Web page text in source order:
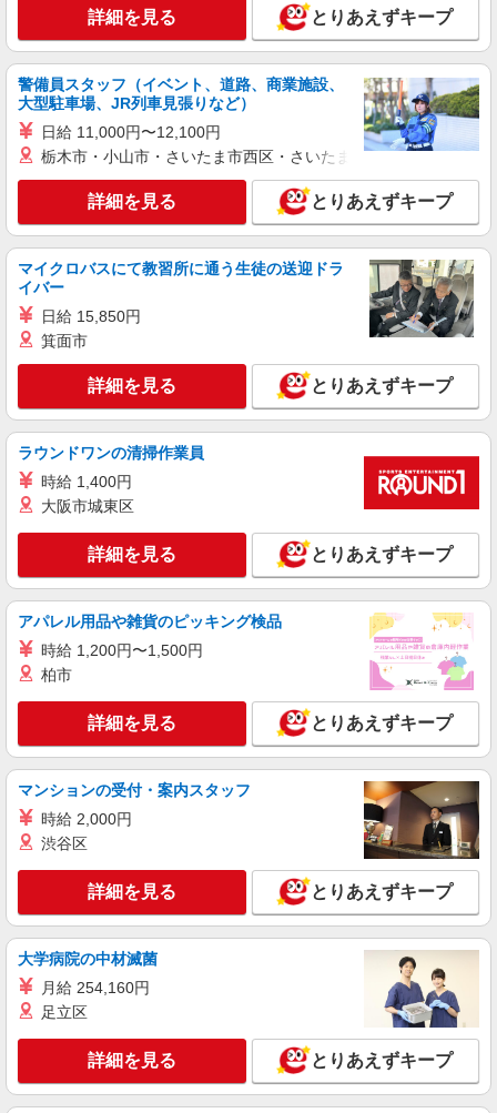
万円支給(規定有) お友達を紹介頂くと, インセンテ
ィブ支給(規定有) ゜・。○。・゜+゜・。○。・゜
+゜
株式会社シエロ
人気機種に詳しくなれる携帯販売【au】
月給259200円〜300000円（経験・能力によ
る） ※研修期間6か月・時給1500円〜 ※残業代支
給 ★交通費別途支給（規定あり） ゜+゜・。
○。・゜+゜・。○。・゜+゜ 入社祝い金10万円支
給(規定有) お友達を紹介頂くと, インセンティブ支
給(規定有) ゜・。○。・゜+゜・。○。・゜+゜
大分県大分市の家電量販店
キープ
派遣社員
株式会社シエロ
人気機種に詳しくなれる携帯販売【楽天モバイ
日給11200円 ※時給1400円相当 ※残業代支給
+゜・。○。・゜+゜ 入社祝い金10万円支給(規定
有) お友達を紹介頂くと, インセンティブ支給(規定
○。・゜+゜・。○。・゜+゜
大分県大分市
キープ 詳細を見る
紹介予定派遣
株式会社シエロ
【softbank】
月給231500円〜256500円（経験・能力によ
る） ※上記金額に時間外手当/インセンティブが加
算・賞与あり・時間外手当あり（平均残業時間：
10h/月）・地域手当/職能手当あり・Workstyle支
援金（4000円/月）あり・実績によりインセンティ
ブあり ★交通費別途支給（規定あり） ゜+゜・。
○。・゜+゜・。○。・゜+゜ 入社祝い金10万円支
給(規定有) お友達を紹介頂くと, インセンティブ支
給(規定有) ゜・。○。・゜+゜・。○。・゜+゜
大分県大分市の家電量販店
詳細を見る
紹介予定派遣
株式会社シエロ
【softbank】の携帯販売スタッフ
時給1250円〜 ※残業代支給 ★交通費別途支給
+゜ 入社祝い金10万円支給(規定有) お友達を紹介
頂くと, インセンティブ支給(規定有) ★月2回払
い・週払い可能（規程有）★ ゜・。○。・゜
+゜・。○。・゜+゜
大分県大分市のsoftbankショップ
キープ 詳細を見る
派遣社員
株式会社シエロ
人気機種に詳しくなれる携帯販売
る） ※上記金額に時間外手当/インセンティブが加
算・賞与あり・時間外手当あり（平均残業時間：
10h/月）・地域手当/職能手当あり・Workstyle支
大分県大分市の家電量販店
詳細を見る とりあえずキープ
警備員スタッフ（イベント、道路、商業施設、
大型駐車場、JR列車見張りなど）
日給 11,000円〜12,100円
栃木市・小山市・さいたま市西区・さいたま市岩槻区・久喜市・
詳細を見る とりあえずキープ
マイクロバスにて教習所に通う生徒の送迎ドラ
イバー
日給 15,850円
箕面市
詳細を見る とりあえずキープ
ラウンドワンの清掃作業員
時給 1,400円
大阪市城東区
詳細を見る とりあえずキープ
アパレル用品や雑貨のピッキング検品
時給 1,200円〜1,500円
柏市
詳細を見る とりあえずキープ
マンションの受付・案内スタッフ
時給 2,000円
渋谷区
詳細を見る とりあえずキープ
大学病院の中材滅菌
月給 254,160円
足立区
詳細を見る とりあえずキープ